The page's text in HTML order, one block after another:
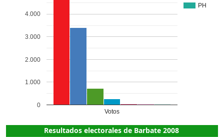
PH
Votos
0
1.000
2.000
3.000
4.000
Resultados electorales de Barbate 2008